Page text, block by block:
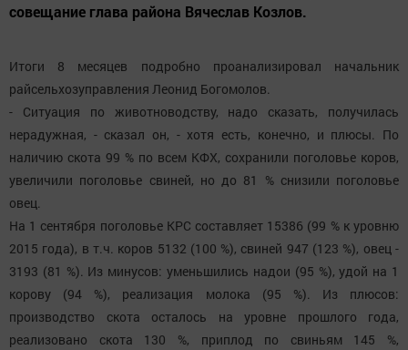
совещание глава района Вячеслав Козлов.
Итоги 8 месяцев подробно проанализировал начальник
райсельхозуправления Леонид Богомолов.
- Ситуация по животноводству, надо сказать, получилась
нерадужная, - сказал он, - хотя есть, конечно, и плюсы. По
наличию скота 99 % по всем КФХ, сохранили поголовье коров,
увеличили поголовье свиней, но до 81 % снизили поголовье
овец.
На 1 сентября поголовье КРС составляет 15386 (99 % к уровню
2015 года), в т.ч. коров 5132 (100 %), свиней 947 (123 %), овец -
3193 (81 %). Из минусов: уменьшились надои (95 %), удой на 1
корову (94 %), реализация молока (95 %). Из плюсов:
производство скота осталось на уровне прошлого года,
реализовано скота 130 %, приплод по свиньям 145 %,